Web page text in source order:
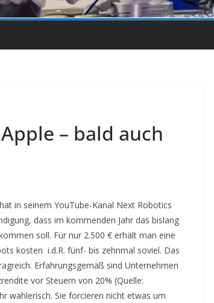
– bald auch
in seinem YouTube-Kanal Next Robotics
dass im kommenden Jahr das bislang
soll. Für nur 2.500 € erhält man eine
kosten i.d.R. fünf- bis zehnmal soviel. Das
Erfahrungsgemäß sind Unternehmen
vor Steuern von 20% (Quelle:
wählerisch. Sie forcieren nicht etwas um